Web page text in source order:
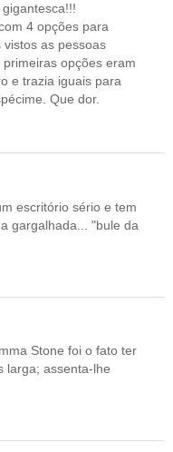
4 opções para
as pessoas
opções eram
e trazia iguais para
Que dor.
escritório sério e tem
gargalhada... "bule da
Stone foi o fato ter
larga; assenta-lhe